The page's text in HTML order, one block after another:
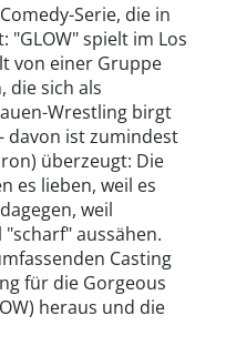
Serie, die in
"GLOW" spielt im Los
von einer Gruppe
die sich als
Wrestling birgt
davon ist zumindest
überzeugt: Die
es lieben, weil es
weil
aussähen.
Casting
für die Gorgeous
heraus und die